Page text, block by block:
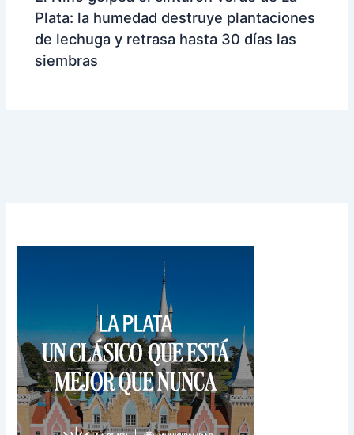
Plata: la humedad destruye plantaciones
de lechuga y retrasa hasta 30 días las
siembras